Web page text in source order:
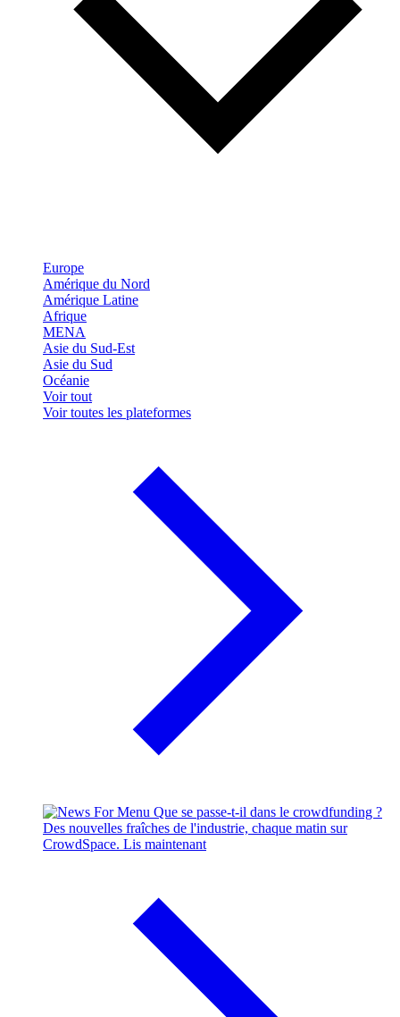
Europe
Amérique du Nord
Amérique Latine
Afrique
MENA
Asie du Sud-Est
Asie du Sud
Océanie
Voir tout
Voir toutes les plateformes
Que se passe-t-il dans le crowdfunding ?
Des nouvelles fraîches de l'industrie, chaque matin sur
CrowdSpace. Lis maintenant